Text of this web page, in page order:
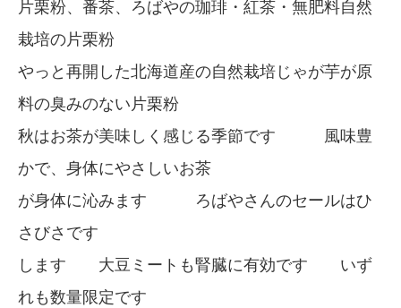
片栗粉、番茶、ろばやの珈琲・紅茶・無肥料自然
栽培の片栗粉
やっと再開した北海道産の自然栽培じゃが芋が原
料の臭みのない片栗粉
秋はお茶が美味しく感じる季節です 風味豊
かで、身体にやさしいお茶
が身体に沁みます ろばやさんのセールはひ
さびさです
します 大豆ミートも腎臓に有効です いず
れも数量限定です